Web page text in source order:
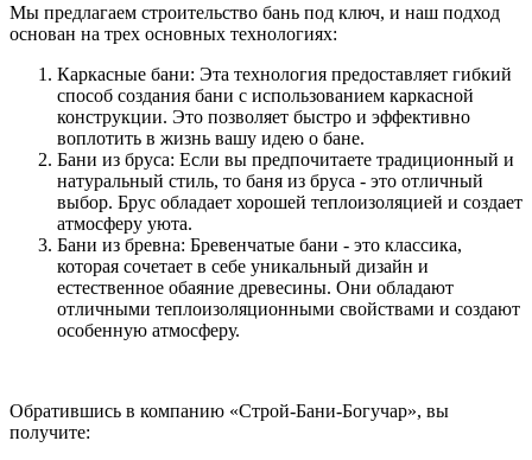
Мы предлагаем строительство бань под ключ, и наш подход
основан на трех основных технологиях:
Каркасные бани: Эта технология предоставляет гибкий
способ создания бани с использованием каркасной
конструкции. Это позволяет быстро и эффективно
воплотить в жизнь вашу идею о бане.
Бани из бруса: Если вы предпочитаете традиционный и
натуральный стиль, то баня из бруса - это отличный
выбор. Брус обладает хорошей теплоизоляцией и создает
атмосферу уюта.
Бани из бревна: Бревенчатые бани - это классика,
которая сочетает в себе уникальный дизайн и
естественное обаяние древесины. Они обладают
отличными теплоизоляционными свойствами и создают
особенную атмосферу.
Обратившись в компанию «Строй-Бани-Богучар», вы
получите: